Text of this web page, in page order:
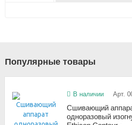
Популярные товары
В наличии Арт.
Сшивающий
одноразовый